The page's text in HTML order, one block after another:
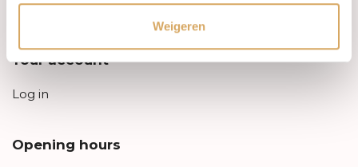
Weigeren
Privacy Policy
Your account
Log in
Opening hours